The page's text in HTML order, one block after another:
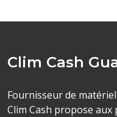
Clim Cash
Fournisseur de
Clim Cash propose